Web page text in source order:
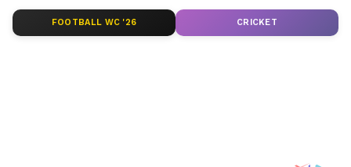
ABOUT THE AUTHOR
FOOTBALL WC '26 CRICKET